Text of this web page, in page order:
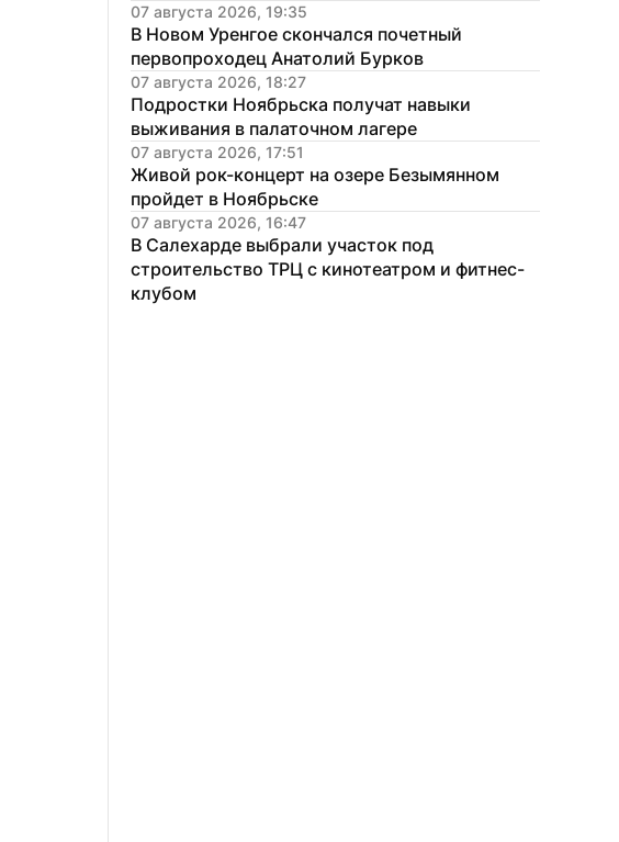
07 августа 2026, 19:35
В Новом Уренгое скончался почетный
первопроходец Анатолий Бурков
07 августа 2026, 18:27
Подростки Ноябрьска получат навыки
выживания в палаточном лагере
07 августа 2026, 17:51
Живой рок-концерт на озере Безымянном
пройдет в Ноябрьске
07 августа 2026, 16:47
В Салехарде выбрали участок под
строительство ТРЦ с кинотеатром и фитнес-
клубом